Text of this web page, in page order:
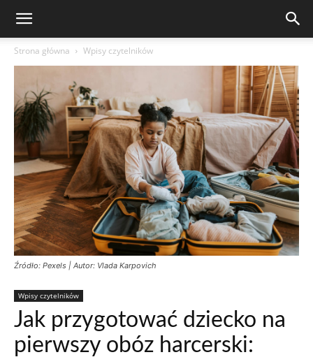
Strona główna Wpisy czytelników
Źródło: Pexels | Autor: Vlada Karpovich
Wpisy czytelników
Jak przygotować dziecko na
pierwszy obóz harcerski: